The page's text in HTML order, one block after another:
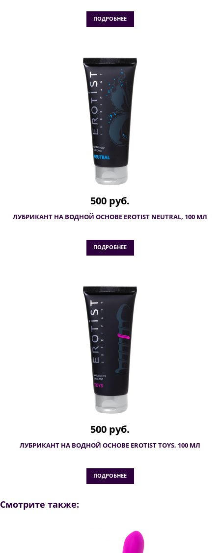
ПОДРОБНЕЕ
500 руб.
ЛУБРИКАНТ НА ВОДНОЙ ОСНОВЕ EROTIST NEUTRAL, 100 МЛ
ПОДРОБНЕЕ
500 руб.
ЛУБРИКАНТ НА ВОДНОЙ ОСНОВЕ EROTIST TOYS, 100 МЛ
ПОДРОБНЕЕ
Смотрите также: